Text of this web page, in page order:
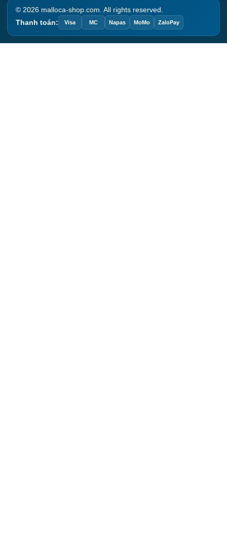
© 2026 malloca-shop.com. All rights reserved.
Thanh toán:
Visa MC Napas MoMo ZaloPay